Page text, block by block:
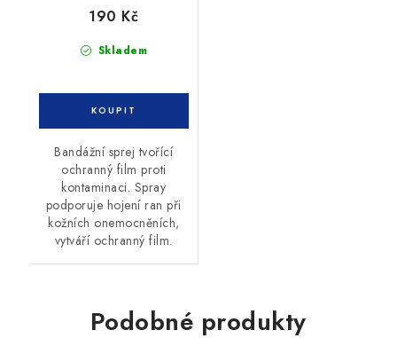
Skladem
190 Kč
Bandážní sprej tvořící
ochranný film proti
kontaminaci. Spray
podporuje hojení ran při
kožních onemocněních,
vytváří ochranný film.
Podobné produkty